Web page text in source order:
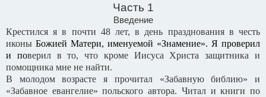
Часть 1
Введение
Крестился я в почти 48 лет, в день празднования в честь
иконы Божией Матери, именуемой «Знамение». Я проверил
и поверил в то, что кроме Иисуса Христа защитника и
помощника мне не найти.
В молодом возрасте я прочитал «Забавную библию» и
«Забавное евангелие» польского автора. Читал и книги по